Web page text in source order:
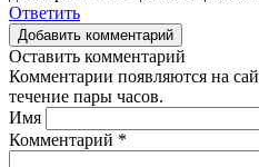
Ответить
Добавить комментарий
Оставить комментарий
Комментарии появляются на
течение пары часов.
Имя
Комментарий *